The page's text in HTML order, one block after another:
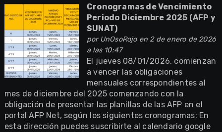
Cronogramas de Vencimiento
Periodo Diciembre 2025 (AFP y
SUNAT)
por UnOsoRojoen 2 de enero de 2026
a las 10:47
El jueves 08/01/2026, comienzan
a vencer las obligaciones
mensuales correspondientes al
mes de diciembre del 2025 comenzando con la
obligación de presentar las planillas de las AFP en el
portal AFP Net, según los siguientes cronogramas: En
esta dirección puedes suscribirte al calendario google